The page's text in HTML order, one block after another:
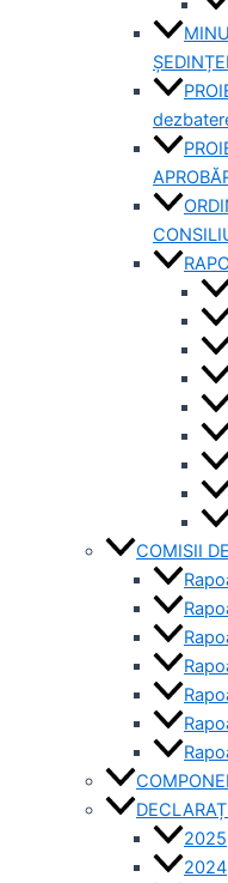
COMISII
2025
2024